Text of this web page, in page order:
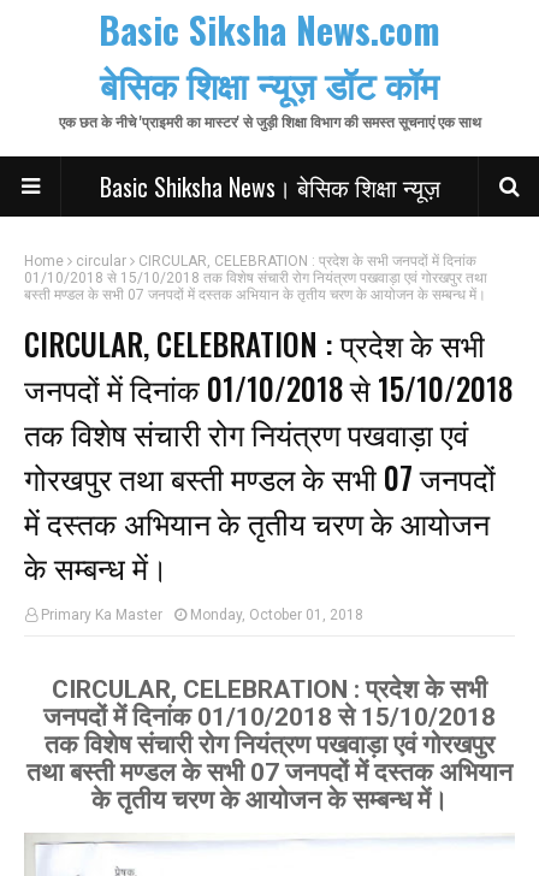
Basic Siksha News.com
बेसिक शिक्षा न्यूज़ डॉट कॉम
एक छत के नीचे 'प्राइमरी का मास्टर' से जुड़ी शिक्षा विभाग की समस्त सूचनाएं एक साथ
Basic Shiksha News। बेसिक शिक्षा न्यूज़
Home circular
CIRCULAR, CELEBRATION : प्रदेश के सभी जनपदों में दिनांक
01/10/2018 से 15/10/2018 तक विशेष संचारी रोग नियंत्रण पखवाड़ा एवं गोरखपुर तथा
बस्ती मण्डल के सभी 07 जनपदों में दस्तक अभियान के तृतीय चरण के आयोजन के सम्बन्ध में।
CIRCULAR, CELEBRATION : प्रदेश के सभी
जनपदों में दिनांक 01/10/2018 से 15/10/2018
तक विशेष संचारी रोग नियंत्रण पखवाड़ा एवं
गोरखपुर तथा बस्ती मण्डल के सभी 07 जनपदों
में दस्तक अभियान के तृतीय चरण के आयोजन
के सम्बन्ध में।
Primary Ka Master Monday, October 01, 2018
CIRCULAR, CELEBRATION : प्रदेश के सभी
जनपदों में दिनांक 01/10/2018 से 15/10/2018
तक विशेष संचारी रोग नियंत्रण पखवाड़ा एवं गोरखपुर
तथा बस्ती मण्डल के सभी 07 जनपदों में दस्तक अभियान
के तृतीय चरण के आयोजन के सम्बन्ध में।